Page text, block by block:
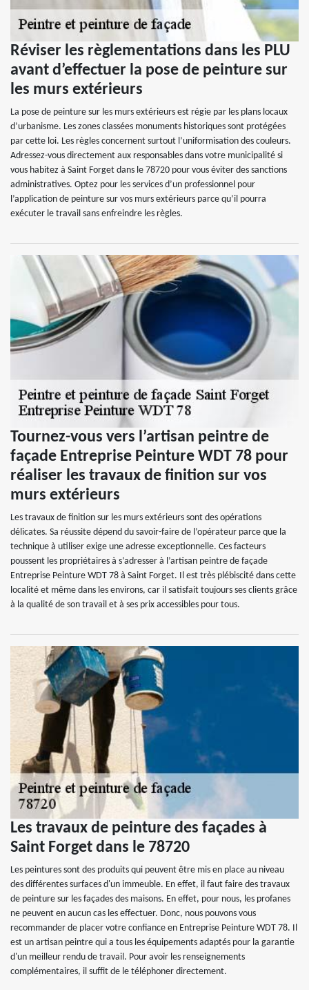
Réviser les règlementations dans les PLU
avant d’effectuer la pose de peinture sur
les murs extérieurs
La pose de peinture sur les murs extérieurs est régie par les plans locaux
d’urbanisme. Les zones classées monuments historiques sont protégées
par cette loi. Les règles concernent surtout l’uniformisation des couleurs.
Adressez-vous directement aux responsables dans votre municipalité si
vous habitez à Saint Forget dans le 78720 pour vous éviter des sanctions
administratives. Optez pour les services d’un professionnel pour
l’application de peinture sur vos murs extérieurs parce qu’il pourra
exécuter le travail sans enfreindre les règles.
Tournez-vous vers l’artisan peintre de
façade Entreprise Peinture WDT 78 pour
réaliser les travaux de finition sur vos
murs extérieurs
Les travaux de finition sur les murs extérieurs sont des opérations
délicates. Sa réussite dépend du savoir-faire de l’opérateur parce que la
technique à utiliser exige une adresse exceptionnelle. Ces facteurs
poussent les propriétaires à s’adresser à l’artisan peintre de façade
Entreprise Peinture WDT 78 à Saint Forget. Il est très plébiscité dans cette
localité et même dans les environs, car il satisfait toujours ses clients grâce
à la qualité de son travail et à ses prix accessibles pour tous.
Les travaux de peinture des façades à
Saint Forget dans le 78720
Les peintures sont des produits qui peuvent être mis en place au niveau
des différentes surfaces d'un immeuble. En effet, il faut faire des travaux
de peinture sur les façades des maisons. En effet, pour nous, les profanes
ne peuvent en aucun cas les effectuer. Donc, nous pouvons vous
recommander de placer votre confiance en Entreprise Peinture WDT 78. Il
est un artisan peintre qui a tous les équipements adaptés pour la garantie
d'un meilleur rendu de travail. Pour avoir les renseignements
complémentaires, il suffit de le téléphoner directement.